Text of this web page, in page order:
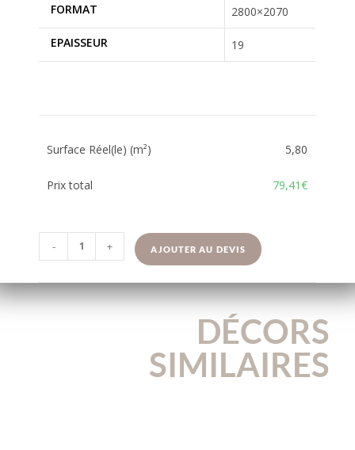
FORMAT 2800×2070
EPAISSEUR 19
Surface Réel(le) (m²) 5,80
Prix total 79,41€
- + AJOUTER AU DEVIS
DÉCORS
SIMILAIRES